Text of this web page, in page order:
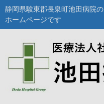
Skip
to
content
静岡県駿東郡長泉町池田病院の
ホームページです